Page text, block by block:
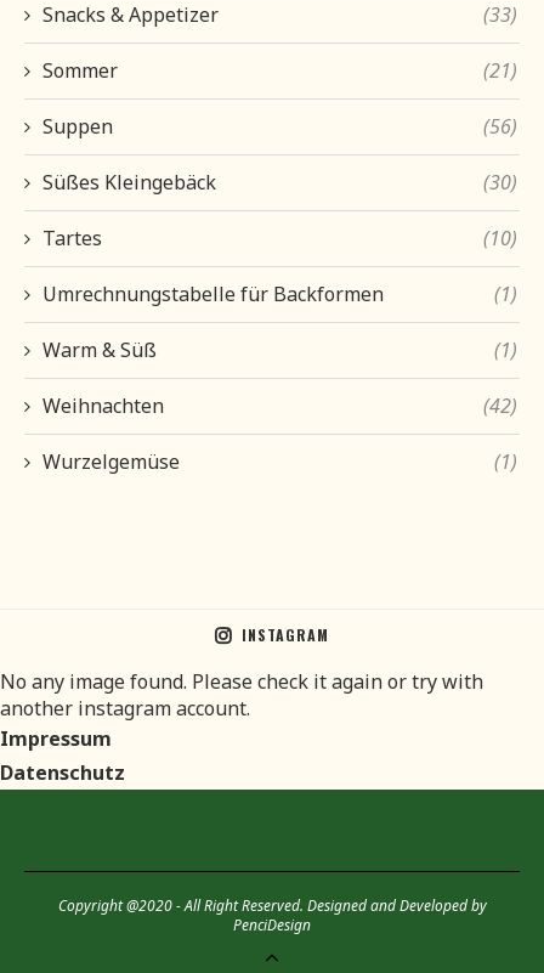
Snacks & Appetizer (33)
Sommer (21)
Suppen (56)
Süßes Kleingebäck (30)
Tartes (10)
Umrechnungstabelle für Backformen (1)
Warm & Süß (1)
Weihnachten (42)
Wurzelgemüse (1)
INSTAGRAM
No any image found. Please check it again or try with
another instagram account.
Impressum
Datenschutz
Copyright @2020 - All Right Reserved. Designed and Developed by
PenciDesign